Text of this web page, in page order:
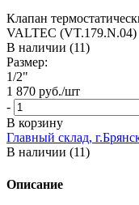
Клапан
VALTEC (VT.179.N.04)
В наличии (11)
Размер:
1/2"
1 870 руб./шт
-
В корзину
Главный склад,
В наличии (11)
Описание